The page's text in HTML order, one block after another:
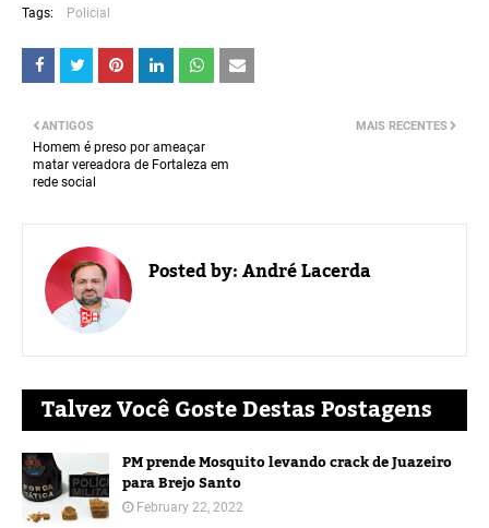
Tags: Policial
MAIS RECENTES
ANTIGOS
Homem é preso por ameaçar
matar vereadora de Fortaleza em
rede social
Posted by:André Lacerda
Talvez Você Goste Destas Postagens
PM prende Mosquito levando crack de Juazeiro
para Brejo Santo
February 22, 2022